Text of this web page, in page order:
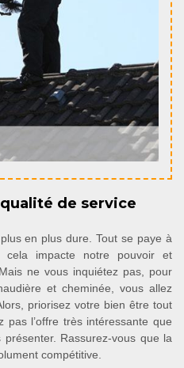
de service
en plus dure. Tout se paye à
cela impacte notre pouvoir et
ne vous inquiétez pas, pour
et cheminée, vous allez
priorisez votre bien être tout
l’offre très intéressante que
Rassurez-vous que la
compétitive.